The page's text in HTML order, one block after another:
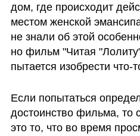
дом, где происходит
местом женской
не знали об этой
но фильм "Читая
пытается изобрести что-
Если попытаться
достоинство фильма, то
это то, что во время